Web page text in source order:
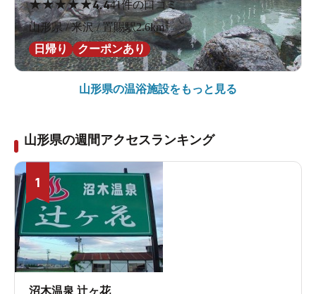
★★★★★4.441件の口コミ
山形県 / 米沢 / 置賜駅2.6km
日帰り
クーポンあり
山形県の温浴施設をもっと見る
山形県の週間アクセスランキング
1
沼木温泉 辻ヶ花